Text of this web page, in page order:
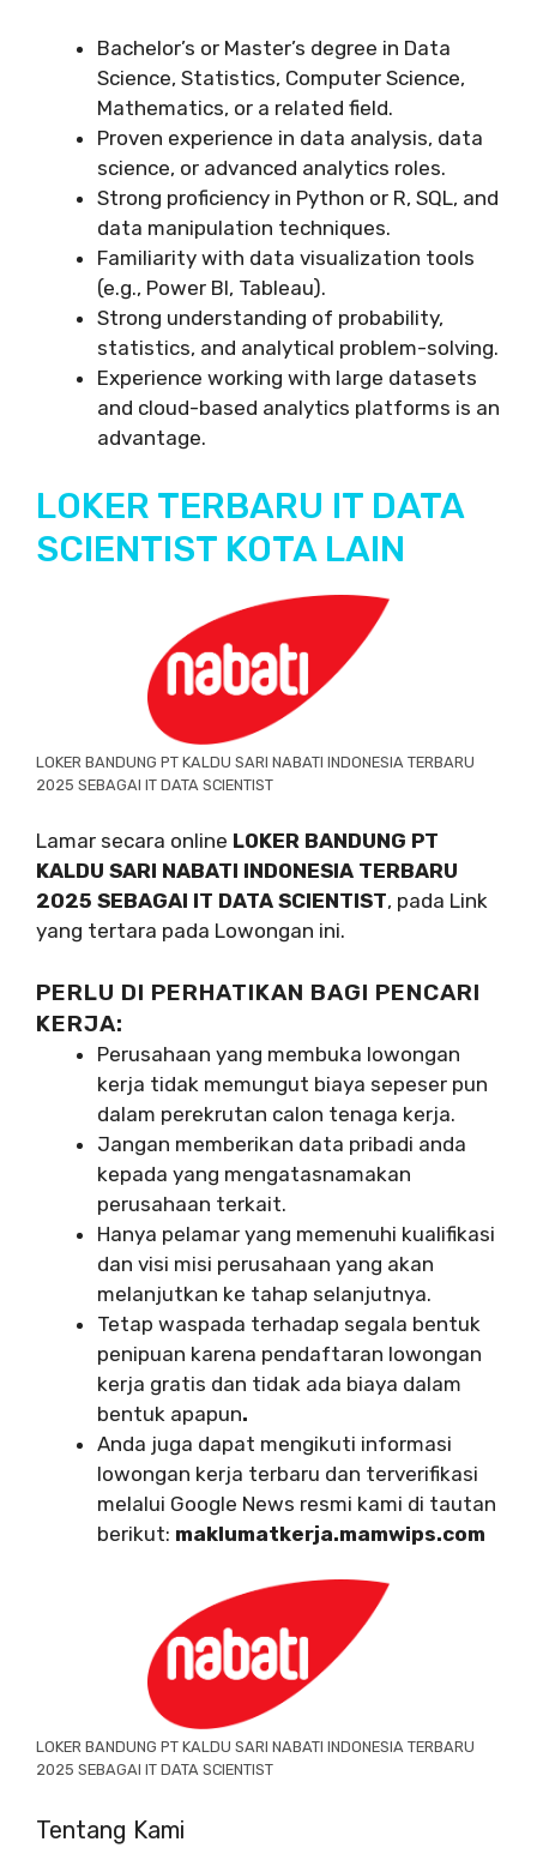
Bachelor’s or Master’s degree in Data
Science, Statistics, Computer Science,
Mathematics, or a related field.
Proven experience in data analysis, data
science, or advanced analytics roles.
Strong proficiency in Python or R, SQL, and
data manipulation techniques.
Familiarity with data visualization tools
(e.g., Power BI, Tableau).
Strong understanding of probability,
statistics, and analytical problem-solving.
Experience working with large datasets
and cloud-based analytics platforms is an
advantage.
LOKER TERBARU IT DATA
SCIENTIST KOTA LAIN
LOKER BANDUNG PT KALDU SARI NABATI INDONESIA TERBARU
2025 SEBAGAI IT DATA SCIENTIST
Lamar secara online LOKER BANDUNG PT
KALDU SARI NABATI INDONESIA TERBARU
2025 SEBAGAI IT DATA SCIENTIST, pada Link
yang tertara pada Lowongan ini.
PERLU DI PERHATIKAN BAGI PENCARI
KERJA:
Perusahaan yang membuka lowongan
kerja tidak memungut biaya sepeser pun
dalam perekrutan calon tenaga kerja.
Jangan memberikan data pribadi anda
kepada yang mengatasnamakan
perusahaan terkait.
Hanya pelamar yang memenuhi kualifikasi
dan visi misi perusahaan yang akan
melanjutkan ke tahap selanjutnya.
Tetap waspada terhadap segala bentuk
penipuan karena pendaftaran lowongan
kerja gratis dan tidak ada biaya dalam
bentuk apapun.
Anda juga dapat mengikuti informasi
lowongan kerja terbaru dan terverifikasi
melalui Google News resmi kami di tautan
berikut: maklumatkerja.mamwips.com
LOKER BANDUNG PT KALDU SARI NABATI INDONESIA TERBARU
2025 SEBAGAI IT DATA SCIENTIST
Tentang Kami